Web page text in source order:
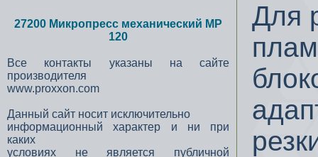
27200 Микропресс механический MP
120
Все контакты указаны на сайте
производителя
www.proxxon.com
Данный сайт носит исключительно
информационный характер и ни при
каких
условиях не является публичной
Для